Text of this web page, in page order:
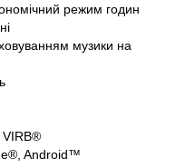
режим годин
музики на
VIRB®
Android™